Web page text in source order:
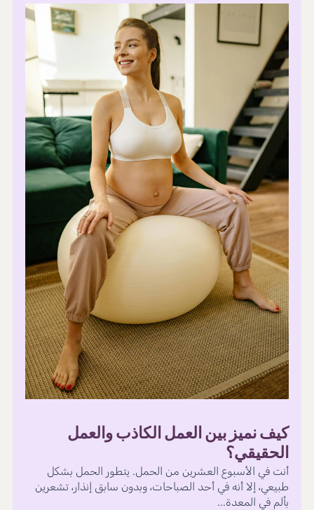
كيف نميز بين العمل الكاذب والعمل
الحقيقي؟
أنت في الأسبوع العشرين من الحمل. يتطور الحمل بشكل
طبيعي، إلا أنه في أحد الصباحات، وبدون سابق إنذار، تشعرين
بألم في المعدة...